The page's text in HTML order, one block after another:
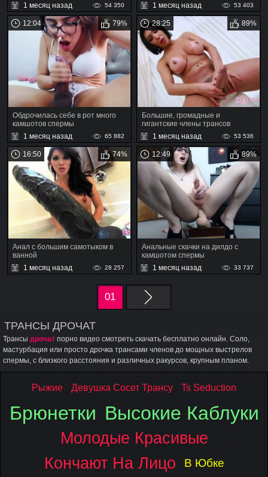
1 месяц назад 54 350
1 месяц назад
53 403
12:04 79%
Обдрочилась себе в рот много
камшотов спермы
1 месяц назад
65 882
28:25 89%
Большие, громадные и
гигантские члены трансов
кончают спермой
1 месяц назад 53 536
16:50 74%
Анал с большим самотыком в
ванной
1 месяц назад
28 257
12:49 89%
Анальные скачки на дилдо с
камшотом спермы
1 месяц назад
33 737
01
ТРАНСЫ ДРОЧАТ
Трансы дрочат порно видео смотреть скачать бесплатно онлайн. Соло,
мастурбация или просто дрочка трансами членов до мощных выстрелов
спермы, с близкого расстояния и различных ракурсов, крупным планом.
Рыжие Девушка Сосет Трансу Ts Seduction
Брюнетки Высокие Каблуки
Молодые Красивые
Кончают На Лицо
В Юбке